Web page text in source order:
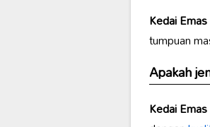
Kedai
tumpuan
Apakah
Kedai